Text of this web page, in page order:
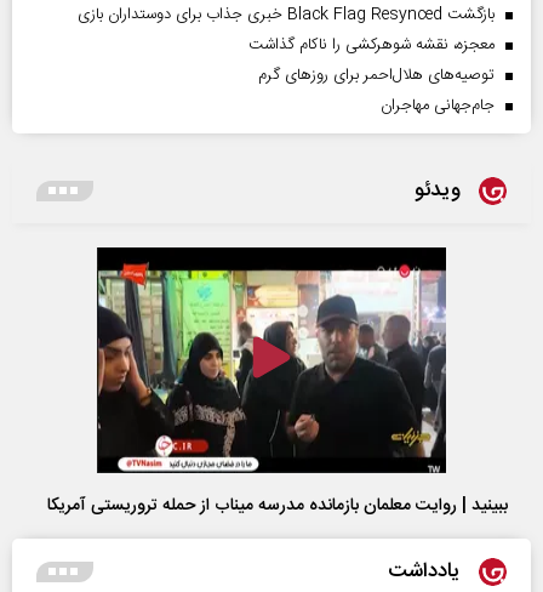
بازگشت Black Flag Resynced خبری جذاب برای دوستداران بازی
معجزه، نقشه شوهرکشی را ناکام گذاشت
توصیه‌های هلال‌احمر برای روز‌های گرم
جام‌جهانی مهاجران
ویدئو
ببینید | روایت معلمان بازمانده مدرسه میناب از حمله تروریستی آمریکا
یادداشت